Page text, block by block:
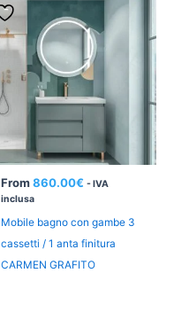
From 860.00€ - IVA
inclusa
Mobile bagno con gambe 3
cassetti / 1 anta finitura
CARMEN GRAFITO